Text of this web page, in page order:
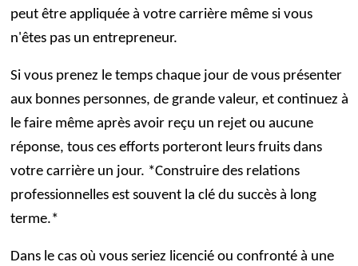
peut être appliquée à votre carrière même si vous
n'êtes pas un entrepreneur.
Si vous prenez le temps chaque jour de vous présenter
aux bonnes personnes, de grande valeur, et continuez à
le faire même après avoir reçu un rejet ou aucune
réponse, tous ces efforts porteront leurs fruits dans
votre carrière un jour. *Construire des relations
professionnelles est souvent la clé du succès à long
terme.*
Dans le cas où vous seriez licencié ou confronté à une